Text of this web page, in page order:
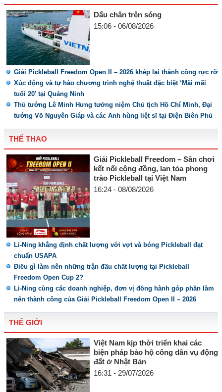
Dấu chân trên sóng
15:06 - 06/08/2026
Giải Pickleball Freedom Open II – 2026 khép lại thành công rực rỡ
Xúc động và tự hào chương trình nghệ thuật đặc biệt ‘Mãi mãi
tuổi 20’ tại Quảng Ninh
Thủ tướng Lê Minh Hưng tưởng niệm Chủ tịch Hồ Chí Minh, Đại
tướng Võ Nguyên Giáp và các Anh hùng liệt sĩ tại Điện Biên Phủ
THỂ THAO
Giải Pickleball Freedom – Sân chơi
kết nối cộng đồng, lan tỏa phong
trào Pickleball tại Việt Nam
16:24 - 08/08/2026
Li-Ning khẳng định chất lượng với vợt và bóng Pickleball đạt
chuẩn USAPA
Điều gì làm nên những trận đấu chất lượng tại Pickleball
Freedom Open Cup 2?
Li-Ning cùng các doanh nghiệp, đơn vị đồng hành góp phần làm
nên thành công của Giải Pickleball Freedom Open II – 2026
THẾ GIỚI
Việt Nam kịp thời triển khai các
biện pháp bảo hộ công dân vụ động
đất ở Nhật Bản
16:31 - 29/07/2026